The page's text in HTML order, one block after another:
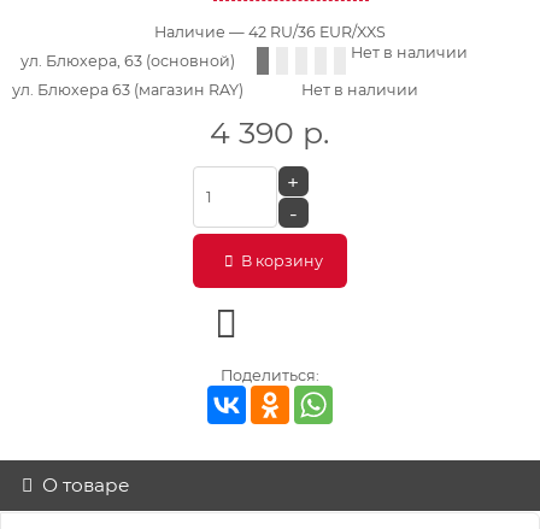
Наличие — 42 RU/36 EUR/XXS
ул. Блюхера, 63 (основной)
Нет в наличии
ул. Блюхера 63 (магазин RAY) Нет в наличии
4 390 р.
+
-
В корзину
Поделиться:
О товаре